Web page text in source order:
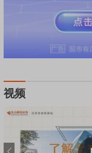
视频